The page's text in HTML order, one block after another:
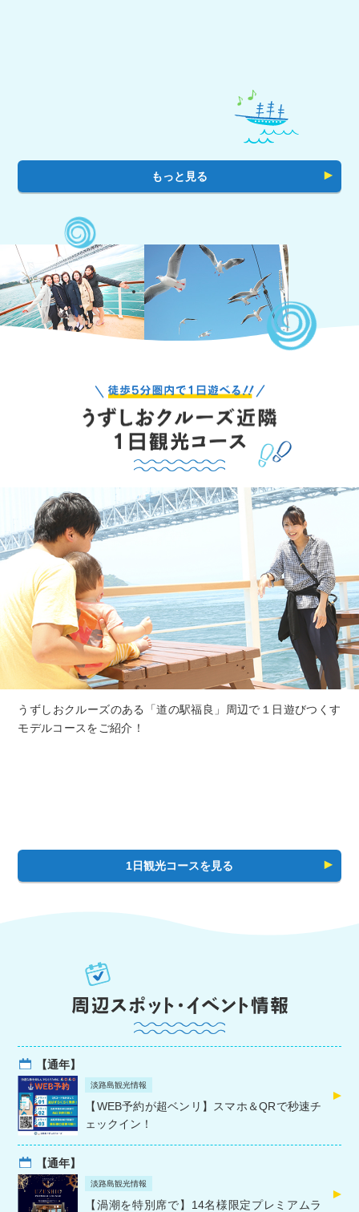
もっと見る
うずしおクルーズのある「道の駅福良」周辺で１日遊びつくす
モデルコースをご紹介！
1日観光コースを見る
【通年】
淡路島観光情報
【WEB予約が超ベンリ】スマホ＆QRで秒速チ
ェックイン！
【通年】
淡路島観光情報
【渦潮を特別席で】14名様限定プレミアムラ